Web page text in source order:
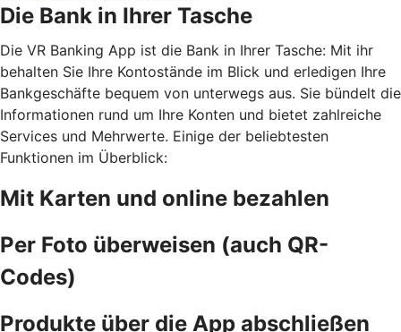
Die Bank in Ihrer Tasche
Die VR Banking App ist die Bank in Ihrer Tasche: Mit ihr
behalten Sie Ihre Kontostände im Blick und erledigen Ihre
Bankgeschäfte bequem von unterwegs aus. Sie bündelt die
Informationen rund um Ihre Konten und bietet zahlreiche
Services und Mehrwerte. Einige der beliebtesten
Funktionen im Überblick:
Mit Karten und online bezahlen
Per Foto überweisen (auch QR-
Codes)
Produkte über die App abschließen